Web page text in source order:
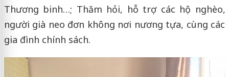
Thương binh…; Thăm hỏi, hỗ trợ các hộ nghèo,
người già neo đơn không nơi nương tựa, cùng các
gia đình chính sách.